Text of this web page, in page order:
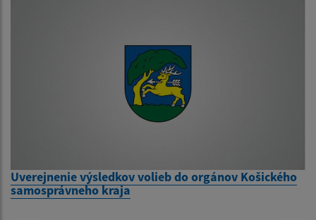
Uverejnenie výsledkov volieb do orgánov Košického
samosprávneho kraja